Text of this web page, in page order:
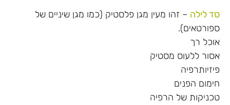
סד לילה – זהו מעין מגן פלסטיק (כמו מגן שיניים של
ספורטאים).
אוכל רך
אסור ללעוס מסטיק
פיזיותרפיה
חימום הפנים
טכניקות של הרפיה